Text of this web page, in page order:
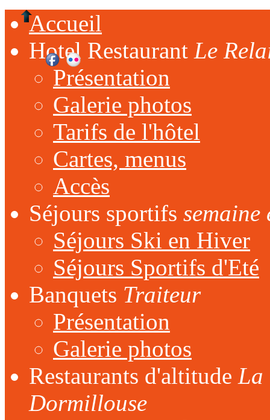
Accueil
Hotel Restaurant Le
Présentation
Galerie photos
Tarifs de l'hôtel
Cartes, menus
Accès
Séjours sportifs semaine
Séjours Ski en Hiver
Séjours Sportifs d'Eté
Banquets Traiteur
Présentation
Galerie photos
Restaurants d'altitude La
Dormillouse